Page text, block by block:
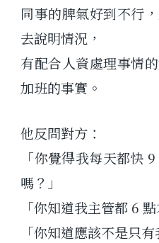
同事的脾氣好到不行
去說明情況，
有配合人資處理事情
加班的事實。
他反問對方：
「你覺得我每天都快
嗎？」
「你知道我主管都 6
「你知道應該不是只